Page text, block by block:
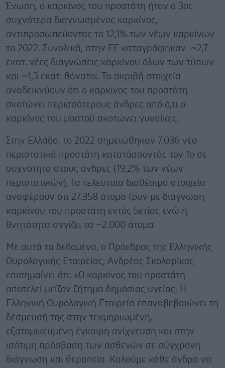
Ένωση, ο καρκίνος του προστάτη ήταν ο 3ος
συχνότερα διαγνωσμένος καρκίνος,
αντιπροσωπεύοντας το 12,1% των νέων καρκίνων
το 2022. Συνολικά, στην ΕΕ καταγράφηκαν ~2,7
εκατ. νέες διαγνώσεις καρκίνου όλων των τύπων
και ~1,3 εκατ. θάνατοι. Τα ακριβή στοιχεία
αναδεικνύουν ότι ο καρκίνος του προστάτη
σκοτώνει περισσότερους άνδρες από ό,τι ο
καρκίνος του μαστού σκοτώνει γυναίκες.
Στην Ελλάδα, το 2022 σημειώθηκαν 7.036 νέα
περιστατικά προστάτη κατατάσσοντάς τον 1ο σε
συχνότητα στους άνδρες (19,2% των νέων
περιστατικών). Τα τελευταία διαθέσιμα στοιχεία
αναφέρουν ότι 27.358 άτομα ζουν με διάγνωση
καρκίνου του προστάτη εντός 5ετίας ενώ η
θνητότητα αγγίζει τα ~2.000 άτομα.
Με αυτά τα δεδομένα, ο Πρόεδρος της Ελληνικής
Ουρολογικής Εταιρείας, Ανδρέας Σκολαρίκος
επισημαίνει ότι: «Ο καρκίνος του προστάτη
αποτελεί μείζον ζήτημα δημόσιας υγείας. Η
Ελληνική Ουρολογική Εταιρεία επαναβεβαιώνει τη
δέσμευσή της στην τεκμηριωμένη,
εξατομικευμένη έγκαιρη ανίχνευση και στην
ισότιμη πρόσβαση των ασθενών σε σύγχρονη
διάγνωση και θεραπεία. Καλούμε κάθε άνδρα να